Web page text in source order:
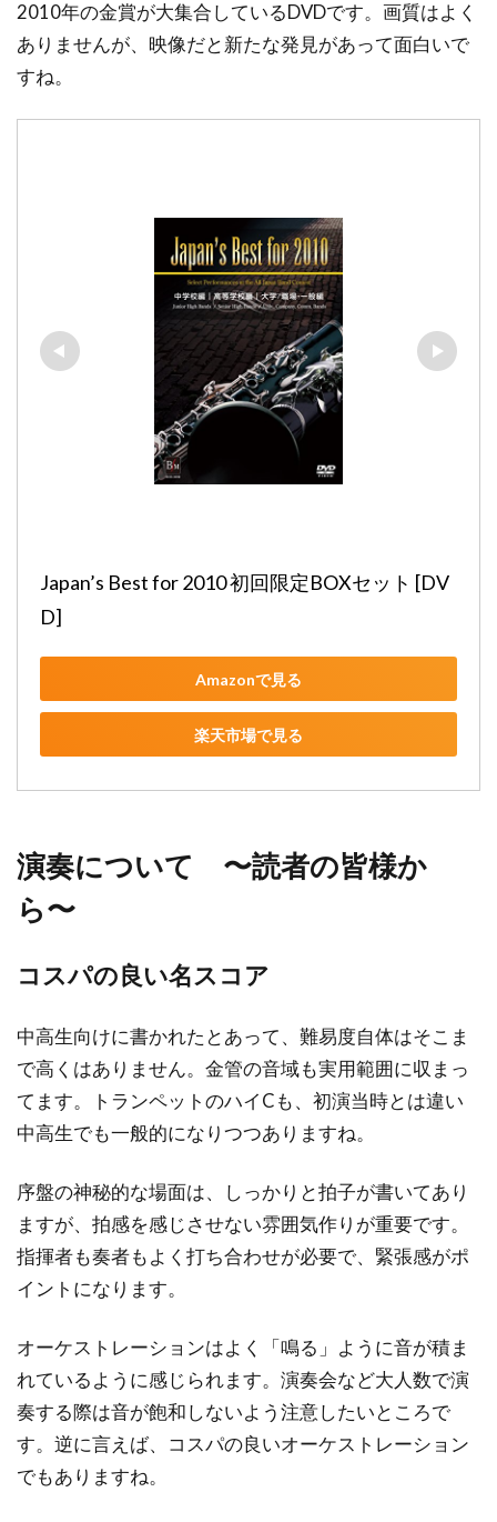
2010年の金賞が大集合しているDVDです。画質はよく
ありませんが、映像だと新たな発見があって面白いで
すね。
Japan’s Best for 2010 初回限定BOXセット [DV
D]
Amazonで見る
楽天市場で見る
演奏について 〜読者の皆様か
ら〜
コスパの良い名スコア
中高生向けに書かれたとあって、難易度自体はそこま
で高くはありません。金管の音域も実用範囲に収まっ
てます。トランペットのハイCも、初演当時とは違い
中高生でも一般的になりつつありますね。
序盤の神秘的な場面は、しっかりと拍子が書いてあり
ますが、拍感を感じさせない雰囲気作りが重要です。
指揮者も奏者もよく打ち合わせが必要で、緊張感がポ
イントになります。
オーケストレーションはよく「鳴る」ように音が積ま
れているように感じられます。演奏会など大人数で演
奏する際は音が飽和しないよう注意したいところで
す。逆に言えば、コスパの良いオーケストレーション
でもありますね。